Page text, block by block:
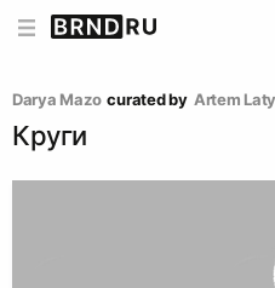
Darya Mazo curated by Artem
Круги